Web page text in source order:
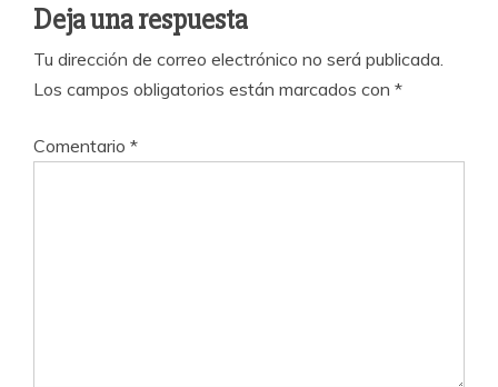
Deja una respuesta
Tu dirección de correo electrónico no será publicada.
Los campos obligatorios están marcados con *
Comentario *